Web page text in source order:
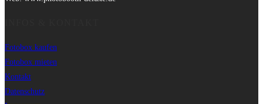
Fotobox kaufen
Fotobox mieten
Kontakt
Datenschutz